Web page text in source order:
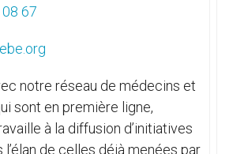
67
notre réseau de médecins et
sont en première ligne,
à la diffusion d’initiatives
l’élan de celles déjà menées par